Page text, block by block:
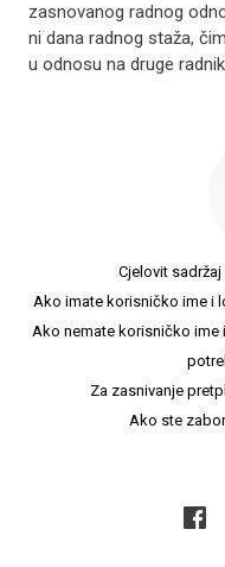
zasnovanog radnog
ni dana radnog staža,
u odnosu na druge
Cjelovit
Ako imate korisničko ime i
Ako nemate korisničko ime
Za zasnivanje
Ako ste